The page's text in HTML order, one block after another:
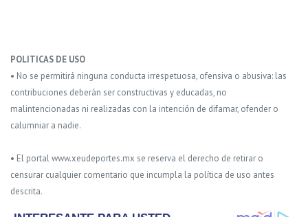
POLITICAS DE USO
• No se permitirá ninguna conducta irrespetuosa, ofensiva o abusiva: las
contribuciones deberán ser constructivas y educadas, no
malintencionadas ni realizadas con la intención de difamar, ofender o
calumniar a nadie.
• El portal www.xeudeportes.mx se reserva el derecho de retirar o
censurar cualquier comentario que incumpla la política de uso antes
descrita.